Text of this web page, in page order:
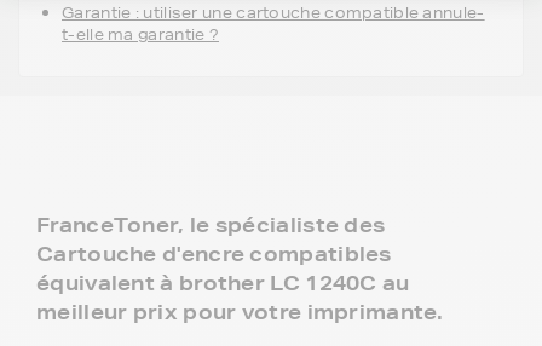
Garantie : utiliser une cartouche compatible annule-
t-elle ma garantie ?
FranceToner, le spécialiste des
Cartouche d'encre compatibles
équivalent à brother LC 1240C au
meilleur prix pour votre imprimante.